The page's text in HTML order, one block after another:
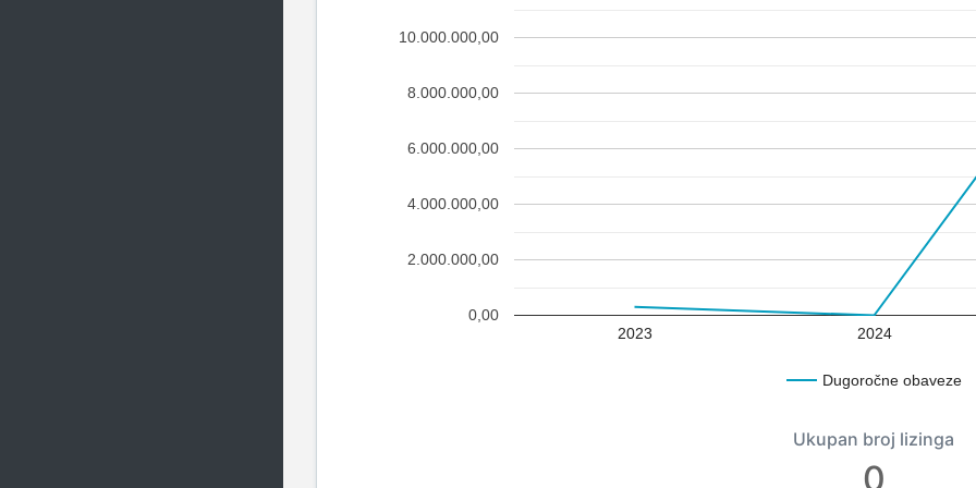
Dugoročne obaveze
2023 2024
0,00
2.000.000,00
4.000.000,00
6.000.000,00
8.000.000,00
10.000.000,00
Ukupan broj lizinga
0